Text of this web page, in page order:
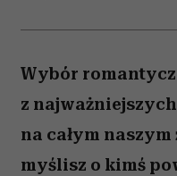
Wybór
z
na całym
myślisz o kimś